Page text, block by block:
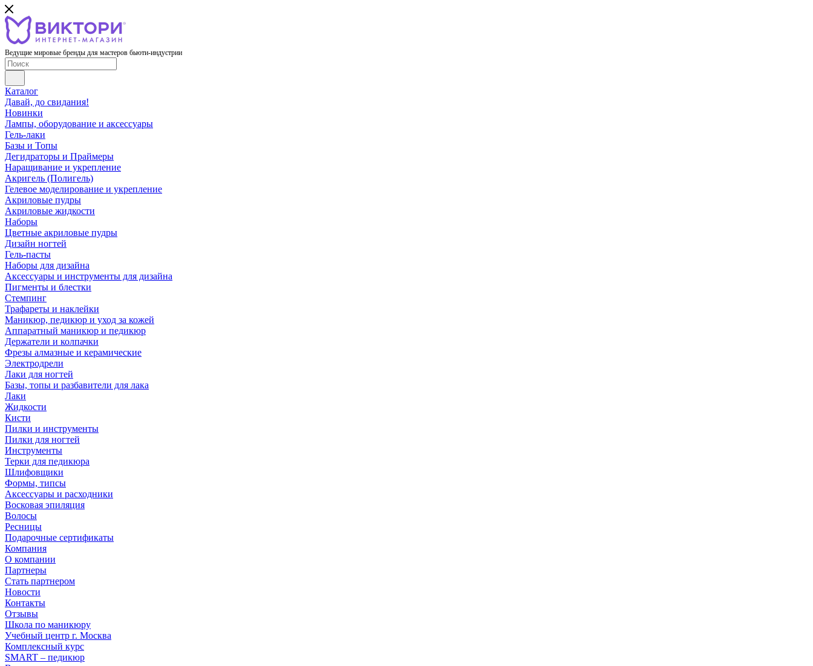
Ведущие мировые бренды для мастеров бьюти-индустрии
Каталог
Давай, до свидания!
Новинки
Лампы, оборудование и аксессуары
Гель-лаки
Базы и Топы
Дегидраторы и Праймеры
Наращивание и укрепление
Акригель (Полигель)
Гелевое моделирование и укрепление
Акриловые пудры
Акриловые жидкости
Наборы
Цветные акриловые пудры
Дизайн ногтей
Гель-пасты
Наборы для дизайна
Аксессуары и инструменты для дизайна
Пигменты и блестки
Стемпинг
Трафареты и наклейки
Маникюр, педикюр и уход за кожей
Аппаратный маникюр и педикюр
Держатели и колпачки
Фрезы алмазные и керамические
Электродрели
Лаки для ногтей
Базы, топы и разбавители для лака
Лаки
Жидкости
Кисти
Пилки и инструменты
Пилки для ногтей
Инструменты
Терки для педикюра
Шлифовщики
Формы, типсы
Аксессуары и расходники
Восковая эпиляция
Волосы
Ресницы
Подарочные сертификаты
Компания
О компании
Партнеры
Стать партнером
Новости
Контакты
Отзывы
Школа по маникюру
Учебный центр г. Москва
Комплексный курс
SMART – педикюр